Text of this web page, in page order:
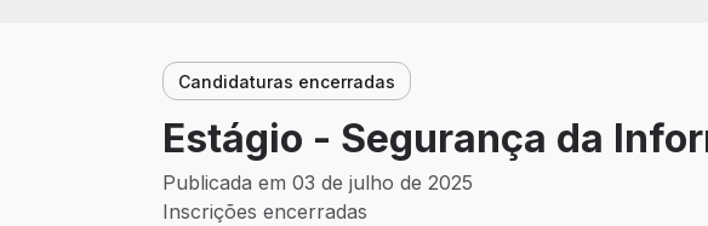
Candidaturas encerradas
Estágio - Segurança da
Publicada em 03 de julho de 2025
Inscrições encerradas